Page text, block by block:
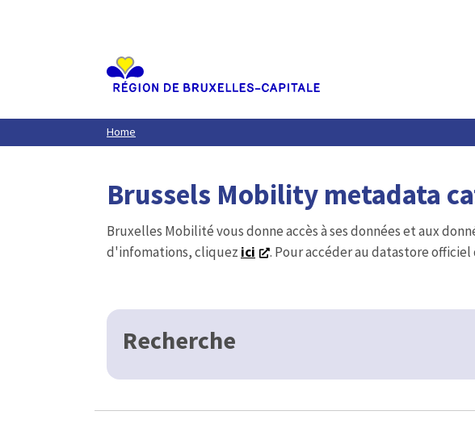
Home
Brussels Mobility metadata
Bruxelles Mobilité vous donne accès à ses données et aux
d'infomations, cliquez ici . Pour accéder au datastore
Recherche